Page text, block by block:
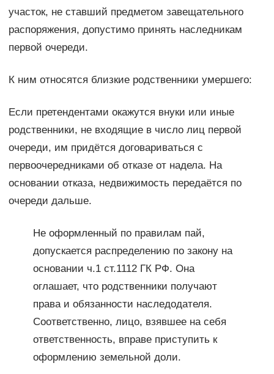
участок, не ставший предметом завещательного
распоряжения, допустимо принять наследникам
первой очереди.
К ним относятся близкие родственники умершего:
Если претендентами окажутся внуки или иные
родственники, не входящие в число лиц первой
очереди, им придётся договариваться с
первоочередниками об отказе от надела. На
основании отказа, недвижимость передаётся по
очереди дальше.
Не оформленный по правилам пай,
допускается распределению по закону на
основании ч.1 ст.1112 ГК РФ. Она
оглашает, что родственники получают
права и обязанности наследодателя.
Соответственно, лицо, взявшее на себя
ответственность, вправе приступить к
оформлению земельной доли.